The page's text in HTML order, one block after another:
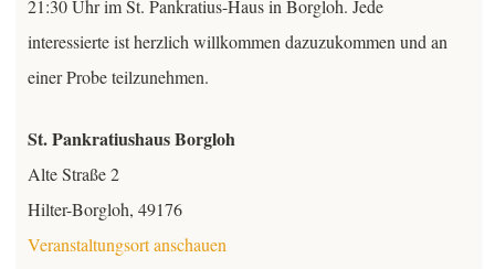
Mitglieder
TeutoChoriFeen
TeutoChoriFeen
TeutoMusiKids
21:30 Uhr im St. Pankratius-Haus in Borgloh. Jede
interessierte ist herzlich willkommen dazuzukommen und an
einer Probe teilzunehmen.
St. Pankratiushaus Borgloh
Alte Straße 2
Hilter-Borgloh, 49176
Veranstaltungsort anschauen